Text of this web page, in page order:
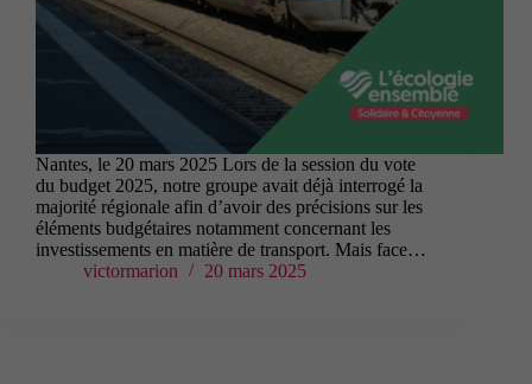
Nantes, le 20 mars 2025 Lors de la session du vote
du budget 2025, notre groupe avait déjà interrogé la
majorité régionale afin d’avoir des précisions sur les
éléments budgétaires notamment concernant les
investissements en matière de transport. Mais face…
victormarion
20 mars 2025